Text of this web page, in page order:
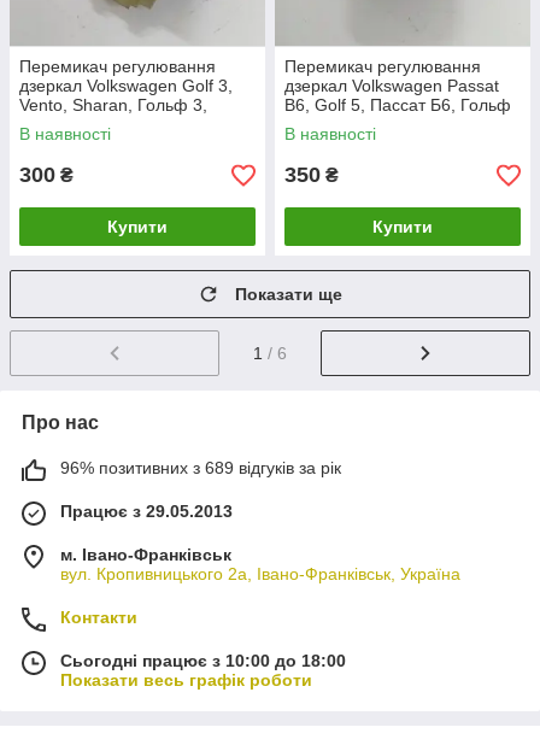
Перемикач регулювання
дзеркал Volkswagen Golf 3,
Vento, Sharan, Гольф 3,
Венто, Шаран. 1H0959565.
В наявності
300 ₴
Купити
Перемикач регулювання
дзеркал Volkswagen Passat
B6, Golf 5, Пассат Б6, Гольф
5. 1K0959565H.
В наявності
350 ₴
Купити
Показати ще
1 / 6
Про нас
96% позитивних з 689 відгуків за рік
Працює з 29.05.2013
м. Івано-Франківськ
вул. Кропивницького 2а, Івано-Франківськ, Україна
Контакти
Сьогодні працює з 10:00 до 18:00
Показати весь графік роботи